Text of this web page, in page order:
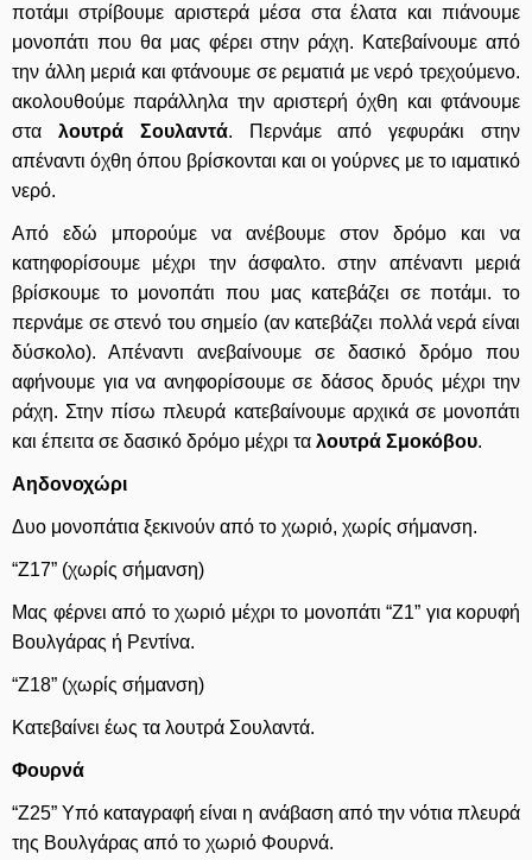
ποτάμι στρίβουμε αριστερά μέσα στα έλατα και πιάνουμε
μονοπάτι που θα μας φέρει στην ράχη. Κατεβαίνουμε από
την άλλη μεριά και φτάνουμε σε ρεματιά με νερό τρεχούμενο.
ακολουθούμε παράλληλα την αριστερή όχθη και φτάνουμε
στα λουτρά Σουλαντά. Περνάμε από γεφυράκι στην
απέναντι όχθη όπου βρίσκονται και οι γούρνες με το ιαματικό
νερό.
Από εδώ μπορούμε να ανέβουμε στον δρόμο και να
κατηφορίσουμε μέχρι την άσφαλτο. στην απέναντι μεριά
βρίσκουμε το μονοπάτι που μας κατεβάζει σε ποτάμι. το
περνάμε σε στενό του σημείο (αν κατεβάζει πολλά νερά είναι
δύσκολο). Απέναντι ανεβαίνουμε σε δασικό δρόμο που
αφήνουμε για να ανηφορίσουμε σε δάσος δρυός μέχρι την
ράχη. Στην πίσω πλευρά κατεβαίνουμε αρχικά σε μονοπάτι
και έπειτα σε δασικό δρόμο μέχρι τα λουτρά Σμοκόβου.
Αηδονοχώρι
Δυο μονοπάτια ξεκινούν από το χωριό, χωρίς σήμανση.
“Ζ17” (χωρίς σήμανση)
Μας φέρνει από το χωριό μέχρι το μονοπάτι “Ζ1” για κορυφή
Βουλγάρας ή Ρεντίνα.
“Ζ18” (χωρίς σήμανση)
Κατεβαίνει έως τα λουτρά Σουλαντά.
Φουρνά
“Ζ25” Υπό καταγραφή είναι η ανάβαση από την νότια πλευρά
της Βουλγάρας από το χωριό Φουρνά.